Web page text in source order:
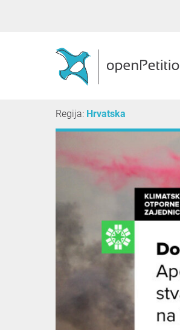
Regija: Hrvatska